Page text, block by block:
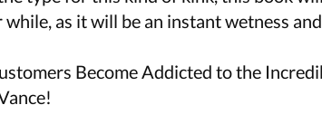
as it will be an instant wetness
Become Addicted to the